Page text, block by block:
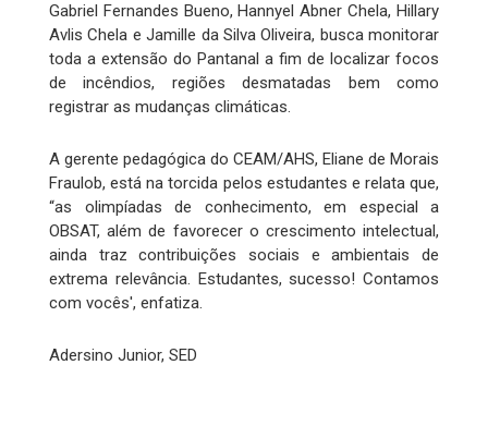
Gabriel Fernandes Bueno, Hannyel Abner Chela, Hillary
Avlis Chela e Jamille da Silva Oliveira, busca monitorar
toda a extensão do Pantanal a fim de localizar focos
de incêndios, regiões desmatadas bem como
registrar as mudanças climáticas.
A gerente pedagógica do CEAM/AHS, Eliane de Morais
Fraulob, está na torcida pelos estudantes e relata que,
“as olimpíadas de conhecimento, em especial a
OBSAT, além de favorecer o crescimento intelectual,
ainda traz contribuições sociais e ambientais de
extrema relevância. Estudantes, sucesso! Contamos
com vocês', enfatiza.
Adersino Junior, SED